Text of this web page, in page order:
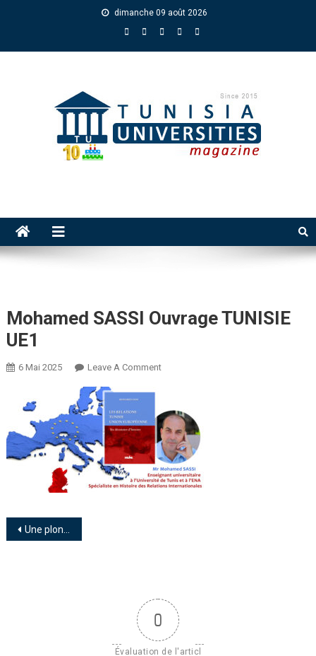
dimanche 09 août 2026
Mohamed SASSI Ouvrage TUNISIE
UE1
6 Mai 2025 Leave A Comment
Une plongée dans les méandres des relations Tunisie-Union européenne : l’œuvre provocante de Mohamed Sassi
0
Évaluation de l'articl